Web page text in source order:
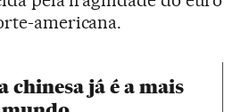
americana.
chinesa já é a mais